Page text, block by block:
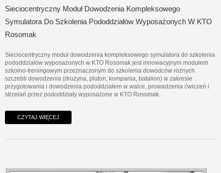
Sieciocentryczny Moduł Dowodzenia Kompleksowego
Symulatora Do Szkolenia Pododdziałów Wyposażonych W KTO
Rosomak
Sieciocentryczny moduł dowodzenia kompleksowego symulatora do szkolenia
pododdziałów wyposażonych w KTO Rosomak jest innowacyjnym modułem
szkolno-treningowym przeznaczonym do szkolenia dowódców różnych
szczebli dowodzenia (drużyna, pluton, kompania, batalion) w zakresie
przygotowania i dowodzenia pododdziałem w walce, prowadzenia ćwiczeń i
strzelań przez pododdziały wyposażone w KTO Rosomak.
CZYTAJ WIĘCEJ